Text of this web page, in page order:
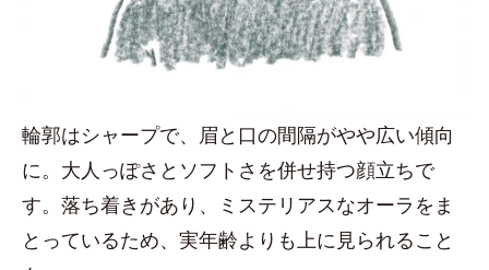
輪郭はシャープで、眉と口の間隔がやや広い傾向
に。大人っぽさとソフトさを併せ持つ顔立ちで
す。落ち着きがあり、ミステリアスなオーラをま
とっているため、実年齢よりも上に見られること